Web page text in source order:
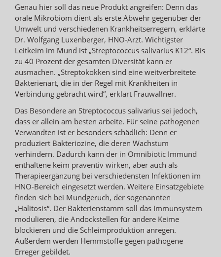
Genau hier soll das neue Produkt angreifen: Denn das
orale Mikrobiom dient als erste Abwehr gegenüber der
Umwelt und verschiedenen Krankheitserregern, erklärte
Dr. Wolfgang Luxenberger, HNO-Arzt. Wichtigster
Leitkeim im Mund ist „Streptococcus salivarius K12“. Bis
zu 40 Prozent der gesamten Diversität kann er
ausmachen. „Streptokokken sind eine weitverbreitete
Bakterienart, die in der Regel mit Krankheiten in
Verbindung gebracht wird“, erklärt Frauwallner.
Das Besondere an Streptococcus salivarius sei jedoch,
dass er allein am besten arbeite. Für seine pathogenen
Verwandten ist er besonders schädlich: Denn er
produziert Bakteriozine, die deren Wachstum
verhindern. Dadurch kann der in Omnibiotic Immund
enthaltene keim präventiv wirken, aber auch als
Therapieergänzung bei verschiedensten Infektionen im
HNO-Bereich eingesetzt werden. Weitere Einsatzgebiete
finden sich bei Mundgeruch, der sogenannten
„Halitosis“. Der Bakterienstamm soll das Immunsystem
modulieren, die Andockstellen für andere Keime
blockieren und die Schleimproduktion anregen.
Außerdem werden Hemmstoffe gegen pathogene
Erreger gebildet.